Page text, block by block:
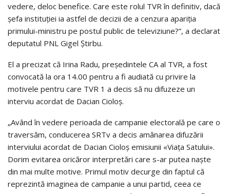
vedere, deloc benefice. Care este rolul TVR în definitiv, dacă
șefa instituției ia astfel de decizii de a cenzura apariția
primului-ministru pe postul public de televiziune?”, a declarat
deputatul PNL Gigel Știrbu.
El a precizat că Irina Radu, președintele CA al TVR, a fost
convocată la ora 14.00 pentru a fi audiată cu privire la
motivele pentru care TVR 1 a decis să nu difuzeze un
interviu acordat de Dacian Cioloș.
„Având în vedere perioada de campanie electorală pe care o
traversăm, conducerea SRTv a decis amânarea difuzării
interviului acordat de Dacian Cioloș emisiunii «Viața Satului».
Dorim evitarea oricăror interpretări care s-ar putea naște
din mai multe motive. Primul motiv decurge din faptul că
reprezintă imaginea de campanie a unui partid, ceea ce